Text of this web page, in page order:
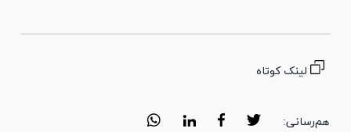
لینک کوتاه
هم‌رسانی: